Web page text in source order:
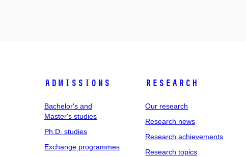
Admissions
Bachelor's and
Master's studies
Ph.D. studies
Exchange programmes
Research
Our research
Research news
Research achievements
Research topics